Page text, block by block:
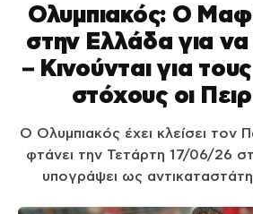
Ολυμπιακός: Ο
στην Ελλάδα για
– Κινούνται για
στόχους οι
Ο Ολυμπιακός έχει κλείσει τον
φτάνει την Τετάρτη 17/06/26
υπογράψει ως